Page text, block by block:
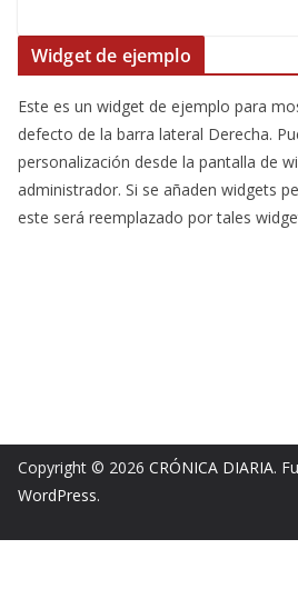
Widget de ejemplo
Este es un widget de ejemplo para
defecto de la barra lateral Derecha.
personalización desde la pantalla de
administrador. Si se añaden widgets
este será reemplazado por tales
Copyright © 2026 CRÓNICA DIARIA.
WordPress.